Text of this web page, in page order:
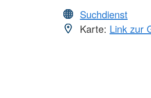
Suchdienst
Karte: Link zur